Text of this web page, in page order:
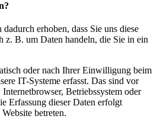
erhoben, dass Sie uns diese
z. B. um Daten handeln, die Sie in ein
oder nach Ihrer Einwilligung beim
IT-Systeme erfasst. Das sind vor
Betriebssystem oder
Erfassung dieser Daten erfolgt
betreten.